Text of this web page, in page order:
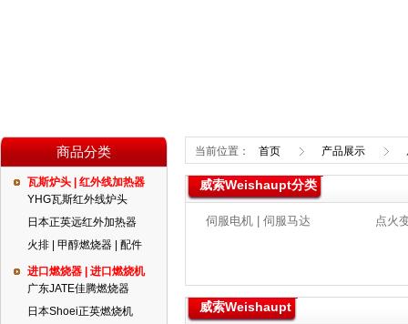
商品分类
瓦斯炉头 | 红外线加热器
YHG瓦斯红外线炉头
日本正英远红外加热器
火排 | 甲醇燃烧器 | 配件
进口燃烧器 | 进口燃烧机
广东JATE佳腾燃烧器
日本Shoei正英燃烧机
当前位置： 首页 产品展示
威索Weishaupt分类
伺服电机 | 伺服马达 点火
威索Weishaupt